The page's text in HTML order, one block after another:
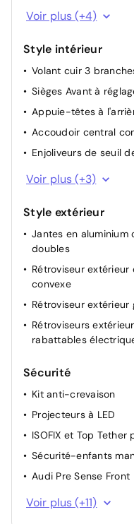
Prise de courant 12
compartiment
6 haut-parleurs
Système de dialogue
Réception radio
Voir plus (+4)
Style intérieur
Volant cuir 3
Sièges Avant à
Appuie-têtes à
Accoudoir central
Enjoliveurs de seuil
Appui lombaire 4
Pack éclairage:
spots de lecture,
courtoisie éclairés,
Voir plus (+3)
Style extérieur
Jantes en aluminium
doubles
Rétroviseur
convexe
Rétroviseur
Rétroviseurs
rabattables
Sécurité
Kit anti-crevaison
Projecteurs à LED
ISOFIX et Top
Sécurité-enfants
Audi Pre Sense Front
Limitation de vitesse
Voir plus (+11)